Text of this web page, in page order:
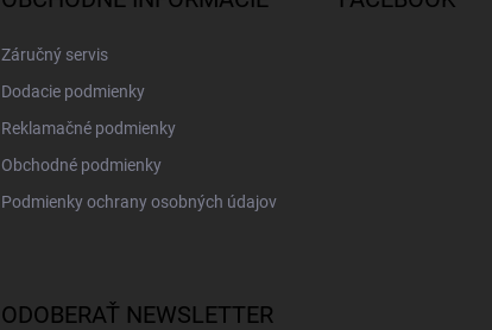
Záručný servis
Dodacie podmienky
Reklamačné podmienky
Obchodné podmienky
Podmienky ochrany osobných údajov
ODOBERAŤ NEWSLETTER